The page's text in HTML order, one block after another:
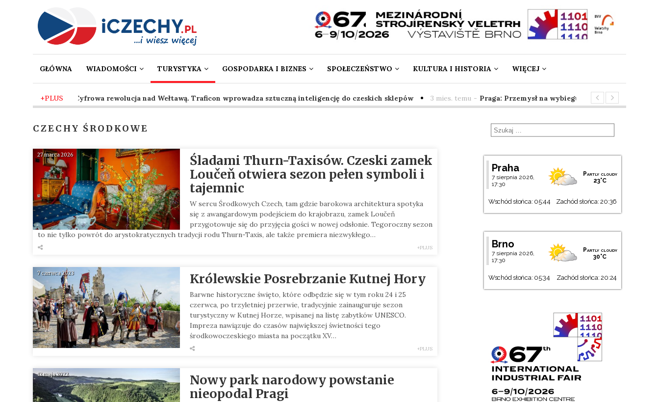
GŁÓWNA WIADOMOŚCI TURYSTYKA GOSPODARKA I BIZNES SPOŁECZEŃSTWO KULTURA I HISTORIA WIĘCEJ
+PLUS
2 mies. temu - Cyfrowa rewolucja nad Wełtawą. Traficon wprowadza sztuczną inteligencję do czeskich sklepów 3 mies. temu - Praga: Przemysł na wybiegu 3 mies. temu
CZECHY ŚRODKOWE
27 marca 2026
Śladami Thurn-Taxisów. Czeski zamek
Loučeň otwiera sezon pełen symboli i
tajemnic
W sercu Środkowych Czech, tam gdzie barokowa architektura spotyka
się z awangardowym podejściem do krajobrazu, zamek Loučeň
przygotowuje się do przyjęcia gości w nowej odsłonie. Tegoroczny sezon
to nie tylko powrót do arystokratycznych tradycji rodu Thurn-Taxis, ale także premiera niezwykłego…
+PLUS
7 czerwca 2023 Królewskie Posrebrzanie Kutnej Hory
Barwne historyczne święto, które odbędzie się w tym roku 24 i 25
czerwca, po trzyletniej przerwie, tradycyjnie zainauguruje sezon
turystyczny w Kutnej Horze, wpisanej na listę zabytków UNESCO.
Impreza nawiązuje do czasów największej świetności tego
środkowoczeskiego miasta na początku XV…
+PLUS
12 maja 2022
Nowy park narodowy powstanie
nieopodal Pragi
Praha
7 sierpnia 2026,
17:30
Partly cloudy
23°C
Wschód słońca: 05:44 Zachód słońca: 20:36
Brno
7 sierpnia 2026,
17:30
Partly cloudy
30°C
Wschód słońca: 05:34 Zachód słońca: 20:24